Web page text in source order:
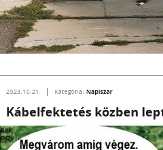
2023.10.21. Kategória: Napiszar
Kábelfektetés közben